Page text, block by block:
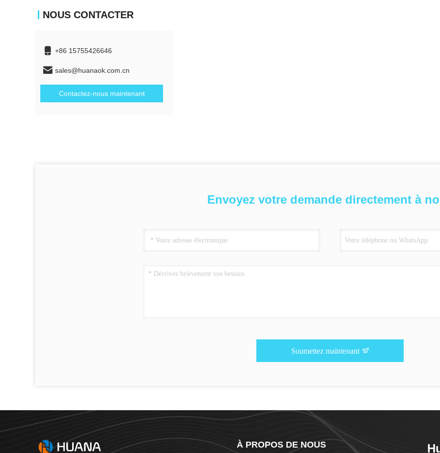
NOUS CONTACTER
+86 15755426646
sales@huanaok.com.cn
Contactez-nous maintenant
Envoyez votre demande directement à
Soumettez maintenant
À PROPOS DE NOUS